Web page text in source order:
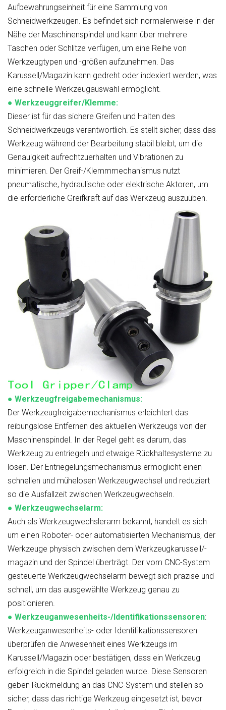
Aufbewahrungseinheit für eine Sammlung von
Schneidwerkzeugen. Es befindet sich normalerweise in der
Nähe der Maschinenspindel und kann über mehrere
Taschen oder Schlitze verfügen, um eine Reihe von
Werkzeugtypen und -größen aufzunehmen. Das
Karussell/Magazin kann gedreht oder indexiert werden, was
eine schnelle Werkzeugauswahl ermöglicht.
● Werkzeuggreifer/Klemme:
Dieser ist für das sichere Greifen und Halten des
Schneidwerkzeugs verantwortlich. Es stellt sicher, dass das
Werkzeug während der Bearbeitung stabil bleibt, um die
Genauigkeit aufrechtzuerhalten und Vibrationen zu
minimieren. Der Greif-/Klemmmechanismus nutzt
pneumatische, hydraulische oder elektrische Aktoren, um
die erforderliche Greifkraft auf das Werkzeug auszuüben.
● Werkzeugfreigabemechanismus:
Der Werkzeugfreigabemechanismus erleichtert das
reibungslose Entfernen des aktuellen Werkzeugs von der
Maschinenspindel. In der Regel geht es darum, das
Werkzeug zu entriegeln und etwaige Rückhaltesysteme zu
lösen. Der Entriegelungsmechanismus ermöglicht einen
schnellen und mühelosen Werkzeugwechsel und reduziert
so die Ausfallzeit zwischen Werkzeugwechseln.
● Werkzeugwechselarm:
Auch als Werkzeugwechslerarm bekannt, handelt es sich
um einen Roboter- oder automatisierten Mechanismus, der
Werkzeuge physisch zwischen dem Werkzeugkarussell/-
magazin und der Spindel überträgt. Der vom CNC-System
gesteuerte Werkzeugwechselarm bewegt sich präzise und
schnell, um das ausgewählte Werkzeug genau zu
positionieren.
● Werkzeuganwesenheits-/Identifikationssensoren:
Werkzeuganwesenheits- oder Identifikationssensoren
überprüfen die Anwesenheit eines Werkzeugs im
Karussell/Magazin oder bestätigen, dass ein Werkzeug
erfolgreich in die Spindel geladen wurde. Diese Sensoren
geben Rückmeldung an das CNC-System und stellen so
sicher, dass das richtige Werkzeug eingesetzt ist, bevor